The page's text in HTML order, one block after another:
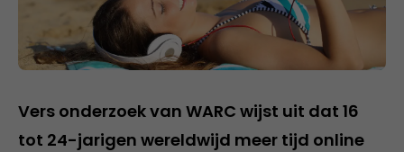
Vers onderzoek van WARC wijst uit dat 16
tot 24-jarigen wereldwijd meer tijd online